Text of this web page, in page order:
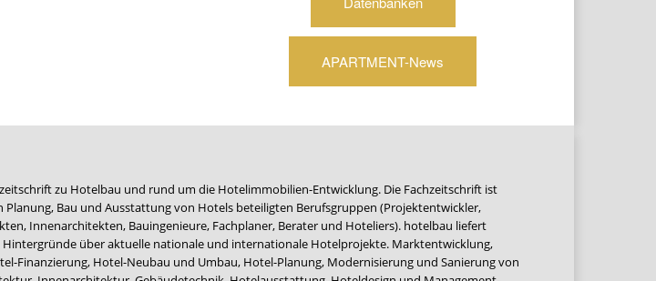
APARTMENT-News
zu Hotelbau und rund um die Hotelimmobilien-Entwicklung. Die Fachzeitschrift ist
Planung, Bau und Ausstattung von Hotels beteiligten Berufsgruppen (Projektentwickler,
Innenarchitekten, Bauingenieure, Fachplaner, Berater und Hoteliers). hotelbau liefert
über aktuelle nationale und internationale Hotelprojekte. Marktentwicklung,
Finanzierung, Hotel-Neubau und Umbau, Hotel-Planung, Modernisierung und Sanierung von